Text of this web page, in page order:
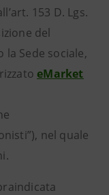
153 D. Lgs.
del
Sede sociale,
eMarket
nel quale